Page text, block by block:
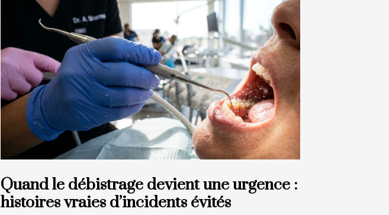
Quand le débistrage devient une urgence :
histoires vraies d’incidents évités